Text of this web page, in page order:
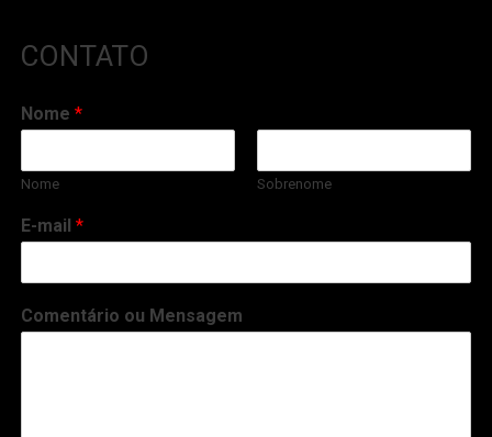
CONTATO
Nome*
Nome Sobrenome
E-mail*
Comentário ou Mensagem